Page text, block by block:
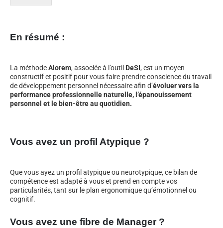
En résumé :
La méthodeAlorem, associée à l’outil DeSI, est un moyen
constructif et positif pour vous faire prendre conscience du travail
de développement personnel nécessaire afin d’évoluer vers la
performance professionnelle naturelle, l’épanouissement
personnel et le bien-être au quotidien.
Vous avez un profil Atypique ?
Que vous ayez un profil atypique ou neurotypique, ce bilan de
compétence est adapté à vous et prend en compte vos
particularités, tant sur le plan ergonomique qu’émotionnel ou
cognitif.
Vous avez une fibre de Manager ?